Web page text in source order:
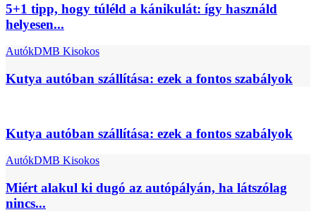
5+1 tipp, hogy túléld a kánikulát: így használd
helyesen...
AutókDMB Kisokos
Kutya autóban szállítása: ezek a fontos szabályok
Kutya autóban szállítása: ezek a fontos szabályok
AutókDMB Kisokos
Miért alakul ki dugó az autópályán, ha látszólag
nincs...